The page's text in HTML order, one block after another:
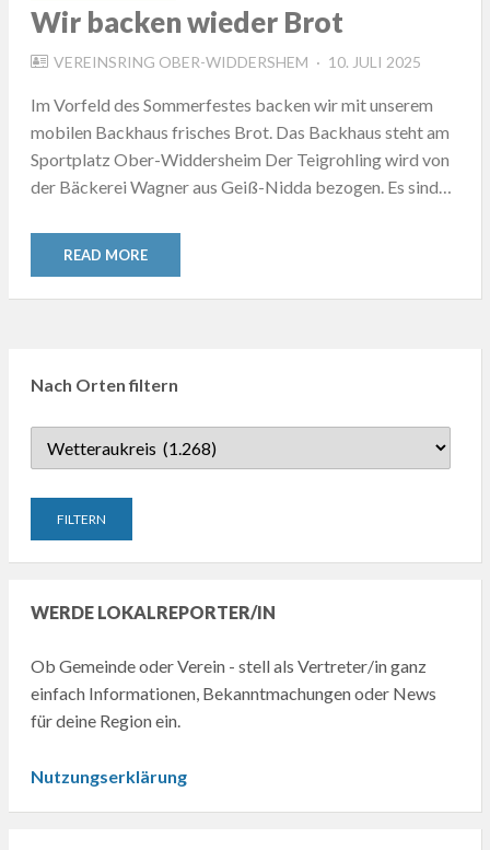
Wir backen wieder Brot
VEREINSRING OBER-WIDDERSHEM
POSTED
10. JULI 2025
Im Vorfeld des Sommerfestes backen wir mit unserem
mobilen Backhaus frisches Brot. Das Backhaus steht am
Sportplatz Ober-Widdersheim Der Teigrohling wird von
der Bäckerei Wagner aus Geiß-Nidda bezogen. Es sind…
READ MORE
Nach Orten filtern
WERDE LOKALREPORTER/IN
Ob Gemeinde oder Verein - stell als Vertreter/in ganz
einfach Informationen, Bekanntmachungen oder News
für deine Region ein.
Nutzungserklärung